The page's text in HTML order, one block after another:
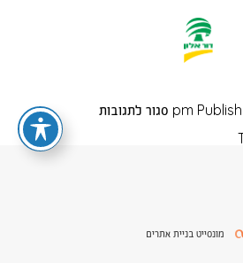
סגור לתגובותעל
מונסייט בניית אתרים